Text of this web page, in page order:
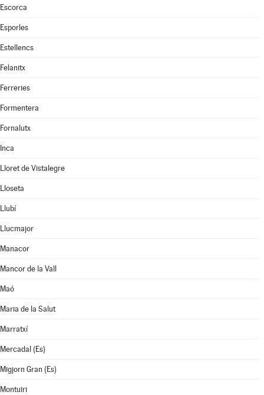
Escorca
Esporles
Estellencs
Felanitx
Ferreries
Formentera
Fornalutx
Inca
Lloret de Vistalegre
Lloseta
Llubí
Llucmajor
Manacor
Mancor de la Vall
Maó
Maria de la Salut
Marratxí
Mercadal (Es)
Migjorn Gran (Es)
Montuïri